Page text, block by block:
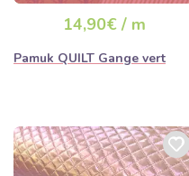
dana
14,90€ / m
Pamuk QUILT Gange vert